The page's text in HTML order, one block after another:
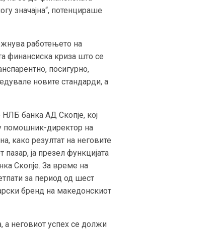
значајна“, потенцираше
работењето на
финансиска криза што се
посигурно,
новите стандарди, а
банка АД Скопје, кој
помошник-директор на
како резултат на неговите
ја презел функцијата
Скопје. За време на
за период од шест
бренд на македонскиот
а неговиот успех се должи